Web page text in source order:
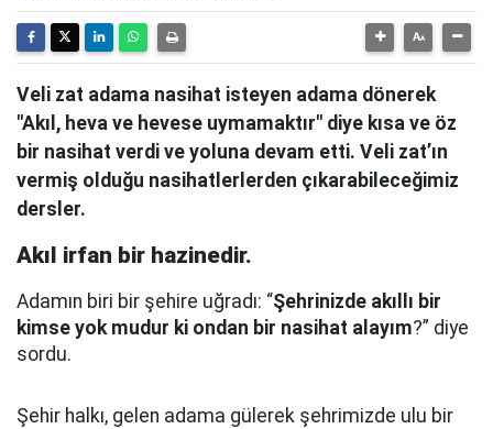
Veli zat adama nasihat isteyen adama dönerek
"Akıl, heva ve hevese uymamaktır" diye kısa ve öz
bir nasihat verdi ve yoluna devam etti. Veli zat’ın
vermiş olduğu nasihatlerlerden çıkarabileceğimiz
dersler.
Akıl irfan bir hazinedir.
Adamın biri bir şehire uğradı: “Şehrinizde akıllı bir
kimse yok mudur ki ondan bir nasihat alayım?” diye
sordu.
Şehir halkı, gelen adama gülerek şehrimizde ulu bir